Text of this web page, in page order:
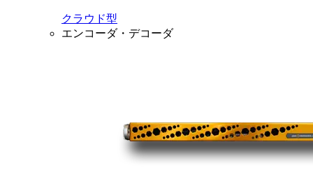
クラウド型
エンコーダ・デコーダ